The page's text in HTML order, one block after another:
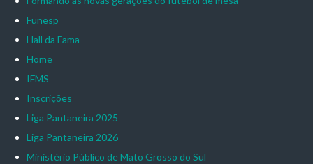
Funesp
Hall da Fama
Home
IFMS
Inscrições
Liga Pantaneira 2025
Liga Pantaneira 2026
Ministério Público de Mato Grosso do Sul